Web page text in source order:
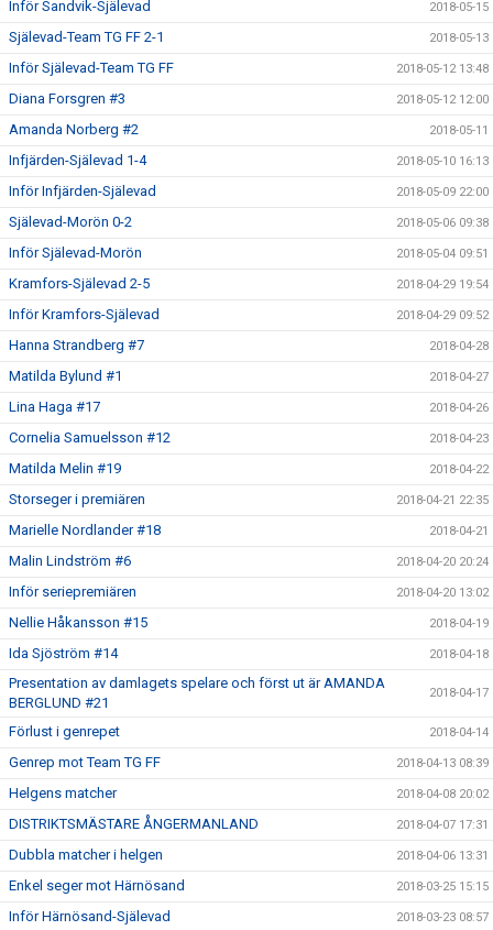
Inför Sandvik-Själevad 2018-05-15
Själevad-Team TG FF 2-1 2018-05-13
Inför Själevad-Team TG FF 2018-05-12 13:48
Diana Forsgren #3 2018-05-12 12:00
Amanda Norberg #2 2018-05-11
Infjärden-Själevad 1-4 2018-05-10 16:13
Inför Infjärden-Själevad 2018-05-09 22:00
Själevad-Morön 0-2 2018-05-06 09:38
Inför Själevad-Morön 2018-05-04 09:51
Kramfors-Själevad 2-5 2018-04-29 19:54
Inför Kramfors-Själevad 2018-04-29 09:52
Hanna Strandberg #7 2018-04-28
Matilda Bylund #1 2018-04-27
Lina Haga #17 2018-04-26
Cornelia Samuelsson #12 2018-04-23
Matilda Melin #19 2018-04-22
Storseger i premiären 2018-04-21 22:35
Marielle Nordlander #18 2018-04-21
Malin Lindström #6 2018-04-20 20:24
Inför seriepremiären 2018-04-20 13:02
Nellie Håkansson #15 2018-04-19
Ida Sjöström #14 2018-04-18
Presentation av damlagets spelare och först ut är AMANDA
BERGLUND #21
2018-04-17
Förlust i genrepet 2018-04-14
Genrep mot Team TG FF 2018-04-13 08:39
Helgens matcher 2018-04-08 20:02
DISTRIKTSMÄSTARE ÅNGERMANLAND 2018-04-07 17:31
Dubbla matcher i helgen 2018-04-06 13:31
Enkel seger mot Härnösand 2018-03-25 15:15
Inför Härnösand-Själevad 2018-03-23 08:57